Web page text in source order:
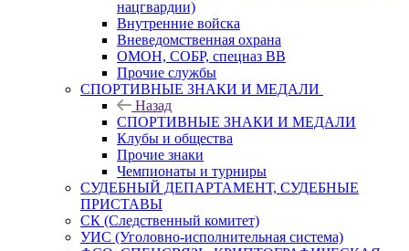
нацгвардии)
Внутренние войска
Вневедомственная охрана
ОМОН, СОБР, спецназ ВВ
Прочие службы
СПОРТИВНЫЕ ЗНАКИ И МЕДАЛИ
Назад
СПОРТИВНЫЕ ЗНАКИ И МЕДАЛИ
Клубы и общества
Прочие знаки
Чемпионаты и турниры
СУДЕБНЫЙ ДЕПАРТАМЕНТ, СУДЕБНЫЕ
ПРИСТАВЫ
СК (Следственный комитет)
УИС (Уголовно-исполнительная система)